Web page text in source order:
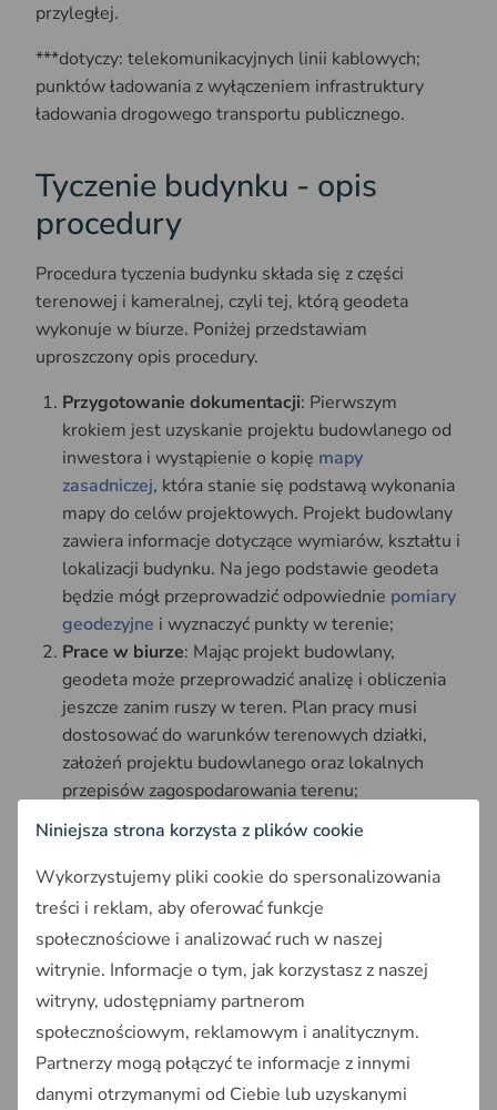
przyległej.
***dotyczy: telekomunikacyjnych linii kablowych;
punktów ładowania z wyłączeniem infrastruktury
ładowania drogowego transportu publicznego.
Tyczenie budynku - opis
procedury
Procedura tyczenia budynku składa się z części
terenowej i kameralnej, czyli tej, którą geodeta
wykonuje w biurze. Poniżej przedstawiam
uproszczony opis procedury.
Przygotowanie dokumentacji: Pierwszym
krokiem jest uzyskanie projektu budowlanego od
inwestora i wystąpienie o kopię mapy
zasadniczej, która stanie się podstawą wykonania
mapy do celów projektowych. Projekt budowlany
zawiera informacje dotyczące wymiarów, kształtu i
lokalizacji budynku. Na jego podstawie geodeta
będzie mógł przeprowadzić odpowiednie pomiary
geodezyjne i wyznaczyć punkty w terenie;
Prace w biurze: Mając projekt budowlany,
geodeta może przeprowadzić analizę i obliczenia
jeszcze zanim ruszy w teren. Plan pracy musi
dostosować do warunków terenowych działki,
założeń projektu budowlanego oraz lokalnych
przepisów zagospodarowania terenu;
Przygotowanie sprzętu
: Geodeta przygotowuje
odpowiedni sprzęt geodezyjny, który będzie
wykorzystywany podczas prac terenowych. W
zależności od skali i precyzji pomiarów, może to
obejmować tachimetr, teodolit, odbiornik
satelitarny GPS i inne narzędzia pomiarowe;
Prace terenowe
: Dopiero teraz geodeta
przeprowadza prace terenowe na miejscu
budowy. Mogą to być następujące kroki:
Wyznaczenie punktów narożnych obiektu oraz
jego głównych osi naziemnych i podziemnych.
Niniejsza strona korzysta z plików cookie
Wykorzystujemy pliki cookie do spersonalizowania
treści i reklam, aby oferować funkcje
społecznościowe i analizować ruch w naszej
witrynie. Informacje o tym, jak korzystasz z naszej
witryny, udostępniamy partnerom
społecznościowym, reklamowym i analitycznym.
Partnerzy mogą połączyć te informacje z innymi
danymi otrzymanymi od Ciebie lub uzyskanymi